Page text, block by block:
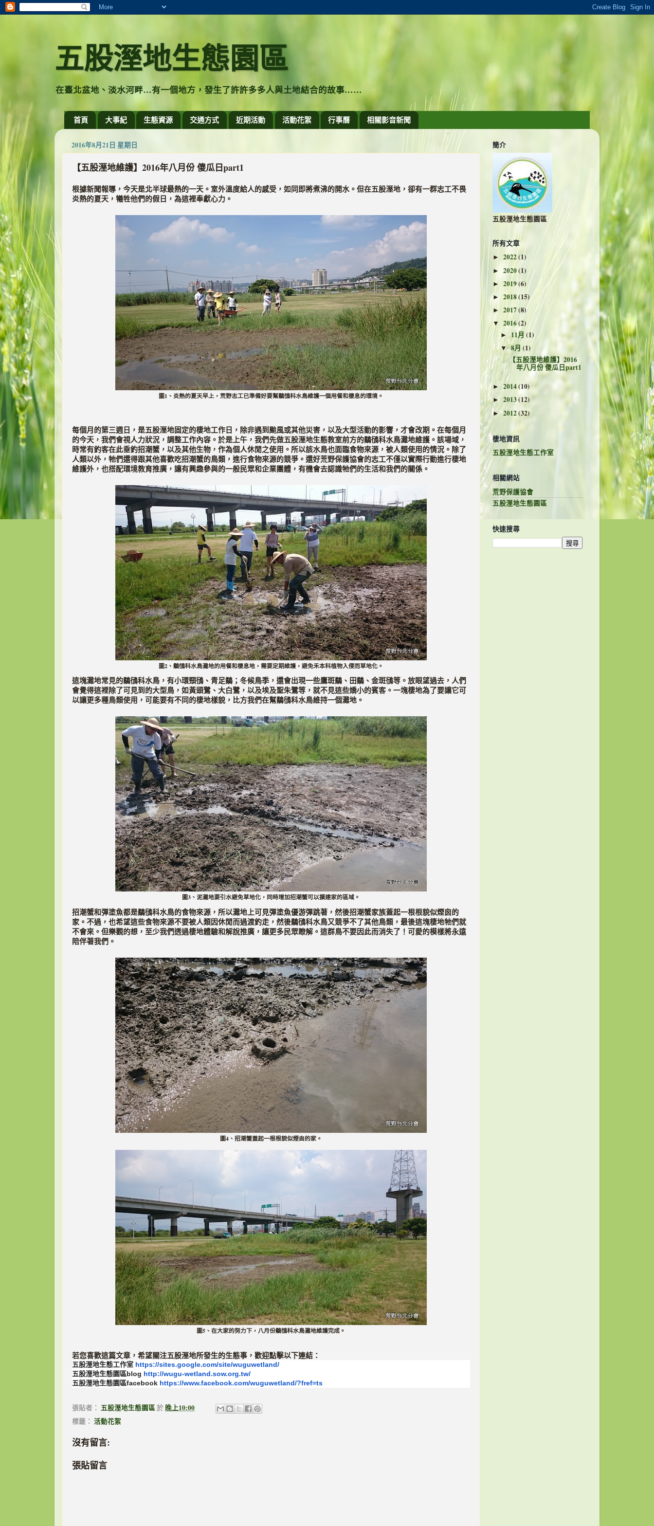
五股溼地生態園區
在臺北盆地、淡水河畔…有一個地方，發生了許許多多人與土地結合的故事……
首頁 大事紀 生態資源 交通方式 近期活動 活動花絮 行事曆 相關影音新聞
2016年8月21日 星期日
【五股溼地維護】2016年八月份 傻瓜日part1
根據新聞報導，今天是北半球最熱的一天。室外溫度給人的感受，如同即將煮沸的開水。但在五股溼地，卻有一群志工不畏
炎熱的夏天，犧牲他們的假日，為這裡奉獻心力。
圖1、炎熱的夏天早上，荒野志工已準備好要幫鷸鴴科水鳥維護一個用餐和棲息的環境。
每個月的第三週日，是五股溼地固定的棲地工作日，除非遇到颱風或其他災害，以及大型活動的影響，才會改期。在每個月
的今天，我們會視人力狀況，調整工作內容。於是上午，我們先做五股溼地生態教室前方的鷸鴴科水鳥灘地維護。該場域，
時常有釣客在此垂釣招潮蟹，以及其他生物，作為個人休閒之使用。所以該水鳥也面臨食物來源，被人類使用的情況。除了
人類以外，牠們還得跟其他喜歡吃招潮蟹的鳥類，進行食物來源的競爭。還好荒野保護協會的志工不僅以實際行動進行棲地
維護外，也搭配環境教育推廣，讓有興趣參與的一般民眾和企業團體，有機會去認識牠們的生活和我們的關係。
圖2、鷸鴴科水鳥灘地的用餐和棲息地，需要定期維護，避免禾本科植物入侵而草地化。
這塊灘地常見的鷸鴴科水鳥，有小環頸鴴、青足鷸；冬候鳥季，還會出現一些鷹斑鷸、田鷸、金斑鴴等。放眼望過去，人們
會覺得這裡除了可見到的大型鳥，如黃頭鷺、大白鷺，以及埃及聖朱鷺等，就不見這些嬌小的賓客。一塊棲地為了要讓它可
以讓更多種鳥類使用，可能要有不同的棲地樣貌，比方我們在幫鷸鴴科水鳥維持一個灘地。
圖3、泥灘地要引水避免草地化，同時增加招潮蟹可以擴建家的區域。
招潮蟹和彈塗魚都是鷸鴴科水鳥的食物來源，所以灘地上可見彈塗魚優游彈跳著，然後招潮蟹家族蓋起一根根貌似煙囪的
家。不過，也希望這些食物來源不要被人類因休閒而過渡釣走，然後鷸鴴科水鳥又競爭不了其他鳥類，最後這塊棲地牠們就
不會來。但樂觀的想，至少我們透過棲地體驗和解說推廣，讓更多民眾瞭解。這群鳥不要因此而消失了！可愛的模樣將永遠
陪伴著我們。
圖4、招潮蟹蓋起一根根貌似煙囪的家。
圖5、在大家的努力下，八月份鷸鴴科水鳥灘地維護完成。
若您喜歡這篇文章，希望關注五股溼地所發生的生態事，歡迎點擊以下連結：
五股溼地生態工作室 https://sites.google.com/site/wuguwetland/
五股溼地生態園區blog http://wugu-wetland.sow.org.tw/
五股溼地生態園區facebook https://www.facebook.com/wuguwetland/?fref=ts
張貼者： 五股溼地生態園區於 晚上10:00
標籤： 活動花絮
沒有留言:
張貼留言
簡介
五股溼地生態園區
所有文章
► 2022(1)
► 2020(1)
► 2019(6)
► 2018(15)
► 2017(8)
▼ 2016(2)
►11月(1)
▼8月(1)
【五股溼地維護】2016
年八月份 傻瓜日part1
► 2014(10)
► 2013(12)
►2012(32)
棲地資訊
五股溼地生態工作室
相關網站
荒野保護協會
五股溼地生態園區
快速搜尋